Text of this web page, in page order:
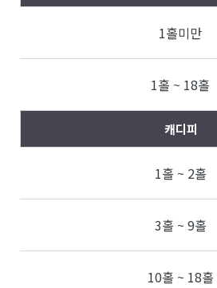
1홀미만
1홀 ~ 18홀
캐디피
1홀 ~ 2홀
3홀 ~ 9홀
10홀 ~ 18홀